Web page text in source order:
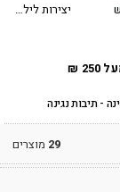
יצירות לילדים - יצירה לילדים
₪
- תיבות נגינה
29 מוצרים